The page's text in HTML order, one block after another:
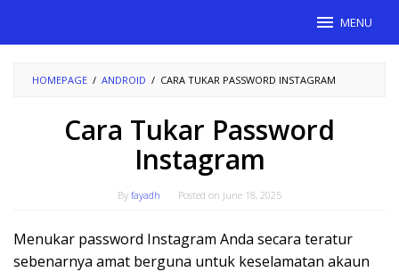
MENU
HOMEPAGE / ANDROID / CARA TUKAR PASSWORD INSTAGRAM
Cara Tukar Password
Instagram
By fayadh Posted on June 18, 2025
Menukar password Instagram Anda secara teratur
sebenarnya amat berguna untuk keselamatan akaun